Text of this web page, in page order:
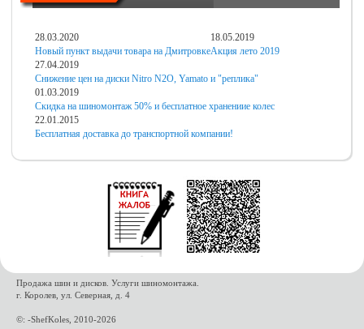
28.03.2020
Новый пункт выдачи товара на Дмитровке
18.05.2019
Акция лето 2019
27.04.2019
Снижение цен на диски Nitro N2O, Yamato и "реплика"
01.03.2019
Скидка на шиномонтаж 50% и бесплатное хранениие колес
22.01.2015
Бесплатная доставка до транспортной компании!
Продажа шин и дисков. Услуги шиномонтажа.
г. Королев, ул. Северная, д. 4
©: -ShefKoles, 2010-2026